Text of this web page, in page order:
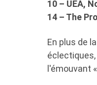
10 – UEA,
14 – The
En plus de
éclectiques,
l'émouvant